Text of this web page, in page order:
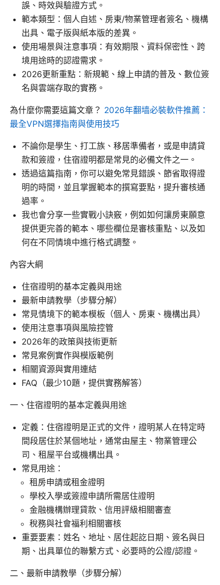
誤、時效與驗證方式。
範本類型：個人自述、房東/物業管理者簽名、機構
出具、電子版與紙本版的差異。
使用場景與注意事項：有效期限、資料保密性、跨
境用途時的認證需求。
2026更新重點：新規範、線上申請的普及、數位簽
名與雲端存取的實務。
為什麼你需要這篇文章？ 2026年翻墙必裝軟件推薦：
最全VPN選擇指南與使用技巧
不論你是學生、打工族、移居準備者，或是申請貸
款和簽證，住宿證明都是常見的必備文件之一。
透過這篇指南，你可以避免常見錯誤、節省取得證
明的時間，並且掌握範本的撰寫要點，提升審核通
過率。
我也會分享一些實戰小訣竅，例如如何讓房東願意
提供更完善的範本、哪些欄位是審核重點、以及如
何在不同情境中進行格式調整。
內容大綱
住宿證明的基本定義與用途
最新申請教學（步驟分解）
常見情境下的範本模板（個人、房東、機構出具）
使用注意事項與風險控管
2026年的政策與技術更新
常見案例實作與模版範例
相關資源與實用連結
FAQ（最少10題，提供實務解答）
一、住宿證明的基本定義與用途
定義：住宿證明是正式的文件，證明某人在特定時
間段居住於某個地址，通常由屋主、物業管理公
司、租屋平台或機構出具。
常見用途：
租房申請或租金證明
學校入學或簽證申請所需居住證明
金融機構辦理貸款、信用評級相關審查
稅務與社會福利相關審核
重要要素：姓名、地址、居住起訖日期、簽名與日
期、出具單位的聯繫方式、必要時的公證/認證。
二、最新申請教學（步驟分解）